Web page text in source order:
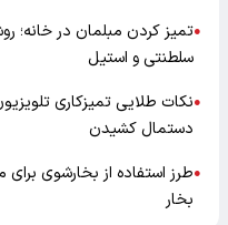
●تمیز کردن مبلمان در خانه؛
سلطنتی و استیل
●نکات طلایی تمیزکاری
دستمال کشیدن
●طرز استفاده از بخارشوی
بخار